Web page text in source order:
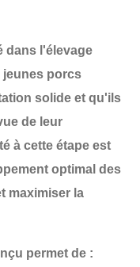
dans l'élevage
jeunes porcs
solide et qu'ils
de leur
à cette étape est
optimal des
maximiser la
permet de :